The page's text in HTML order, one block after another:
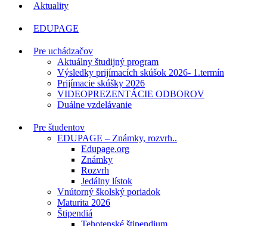
Aktuality
EDUPAGE
Pre uchádzačov
Aktuálny študijný program
Výsledky prijímacích skúšok 2026- 1.termín
Prijímacie skúšky 2026
VIDEOPREZENTÁCIE ODBOROV
Duálne vzdelávanie
Pre študentov
EDUPAGE – Známky, rozvrh..
Edupage.org
Známky
Rozvrh
Jedálny lístok
Vnútorný školský poriadok
Maturita 2026
Štipendiá
Tehotenské štipendium